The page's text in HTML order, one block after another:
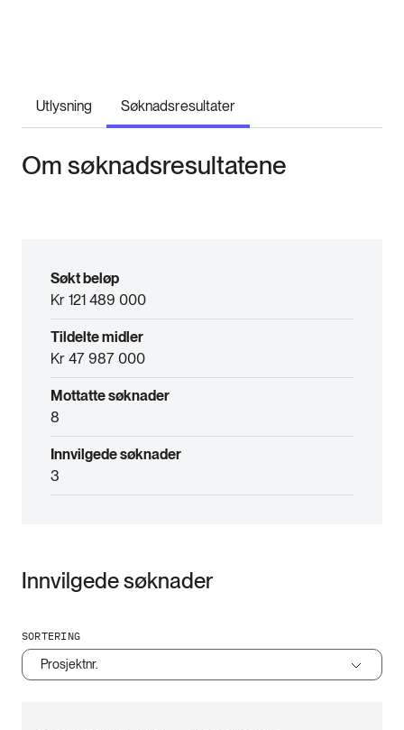
Utlysning Søknadsresultater
Om søknadsresultatene
Søkt beløp
Kr 121 489 000
Tildelte midler
Kr 47 987 000
Mottatte søknader
8
Innvilgede søknader
3
Innvilgede søknader
SORTERING
Prosjektnr.